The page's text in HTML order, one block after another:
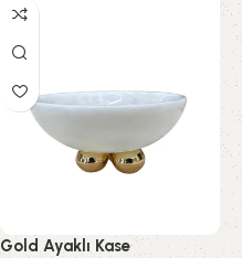
Gold Ayaklı Kase